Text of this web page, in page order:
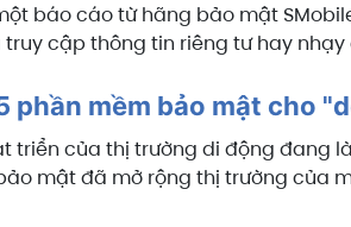
báo cáo từ hãng bảo mật
cập thông tin riêng tư hay nhạy
phần mềm bảo mật cho
triển của thị trường di động đang
mật đã mở rộng thị trường của